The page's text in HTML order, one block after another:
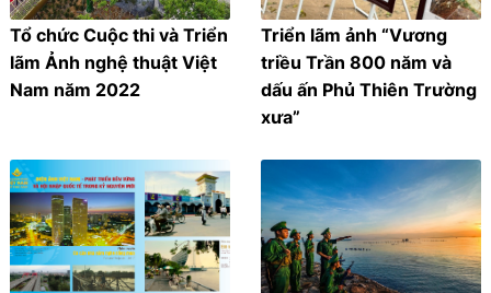
Tổ chức Cuộc thi và Triển
lãm Ảnh nghệ thuật Việt
Nam năm 2022
Triển lãm ảnh “Vương
triều Trần 800 năm và
dấu ấn Phủ Thiên Trường
xưa”